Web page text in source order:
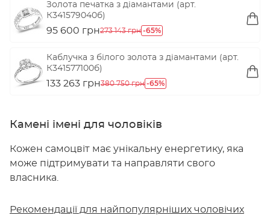
Золота печатка з діамантами (арт.
К341579040б)
95 600 грн273 143 грн -65%
Каблучка з білого золота з діамантами (арт.
К341577100б)
133 263 грн380 750 грн -65%
Камені імені для чоловіків
Кожен самоцвіт має унікальну енергетику, яка
може підтримувати та направляти свого
власника.
Рекомендації для найпопулярніших чоловічих